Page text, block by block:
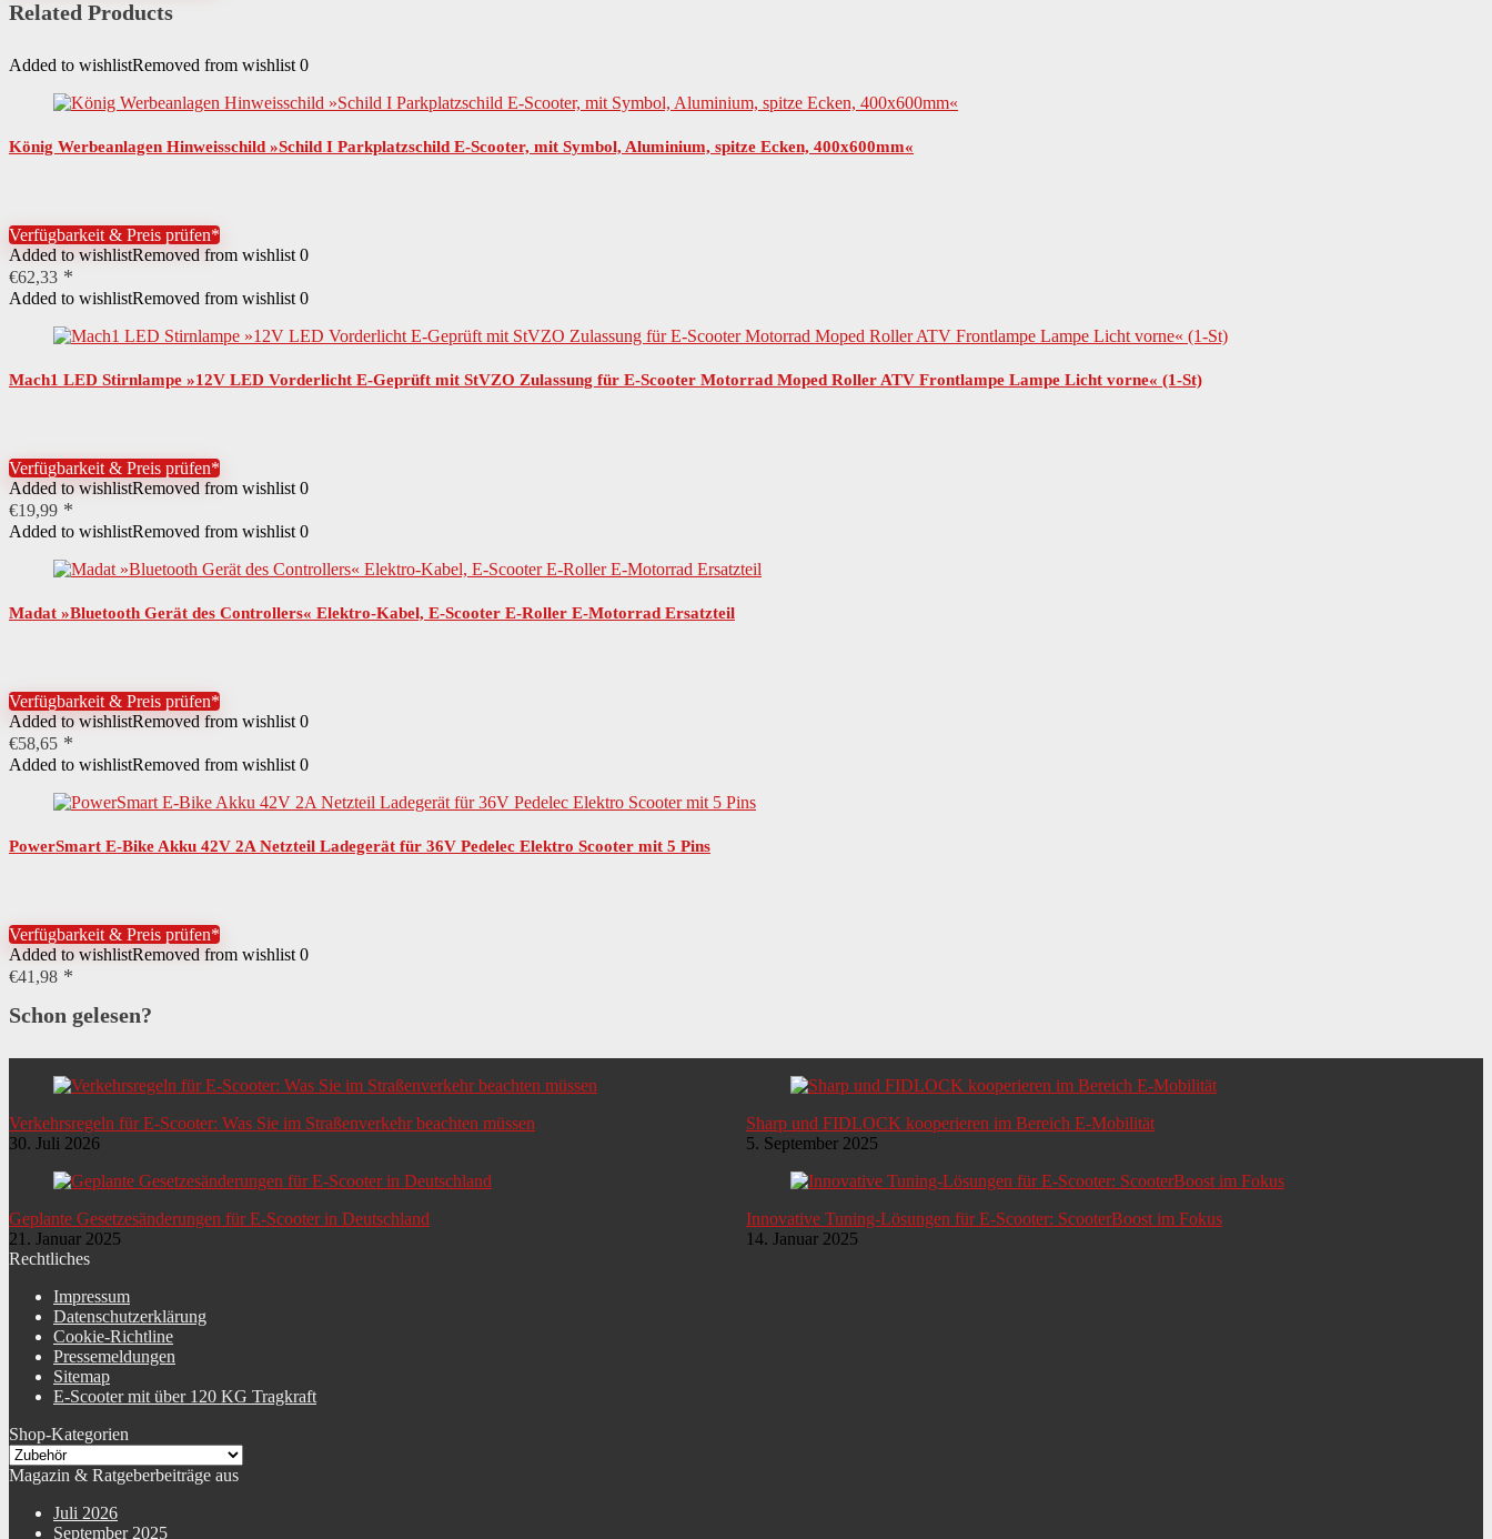
Related Products
Added to wishlistRemoved from wishlist 0
König Werbeanlagen Hinweisschild »Schild I Parkplatzschild E-Scooter, mit Symbol, Aluminium, spitze Ecken, 400x600mm«
Verfügbarkeit & Preis prüfen*
Added to wishlistRemoved from wishlist 0
€62,33
Added to wishlistRemoved from wishlist 0
Mach1 LED Stirnlampe »12V LED Vorderlicht E-Geprüft mit StVZO Zulassung für E-Scooter Motorrad Moped Roller ATV Frontlampe Lampe Licht vorne« (1-St)
Verfügbarkeit & Preis prüfen*
Added to wishlistRemoved from wishlist 0
€19,99
Added to wishlistRemoved from wishlist 0
Madat »Bluetooth Gerät des Controllers« Elektro-Kabel, E-Scooter E-Roller E-Motorrad Ersatzteil
Verfügbarkeit & Preis prüfen*
Added to wishlistRemoved from wishlist 0
€58,65
Added to wishlistRemoved from wishlist 0
PowerSmart E-Bike Akku 42V 2A Netzteil Ladegerät für 36V Pedelec Elektro Scooter mit 5 Pins
Verfügbarkeit & Preis prüfen*
Added to wishlistRemoved from wishlist 0
€41,98
Schon gelesen?
Verkehrsregeln für E-Scooter: Was Sie im Straßenverkehr beachten müssen
30. Juli 2026
Sharp und FIDLOCK kooperieren im Bereich E-Mobilität
5. September 2025
Geplante Gesetzesänderungen für E-Scooter in Deutschland
21. Januar 2025
Innovative Tuning-Lösungen für E-Scooter: ScooterBoost im Fokus
14. Januar 2025
Rechtliches
Impressum
Datenschutzerklärung
Cookie-Richtline
Pressemeldungen
Sitemap
E-Scooter mit über 120 KG Tragkraft
Shop-Kategorien
Magazin & Ratgeberbeiträge aus
Juli 2026
September 2025